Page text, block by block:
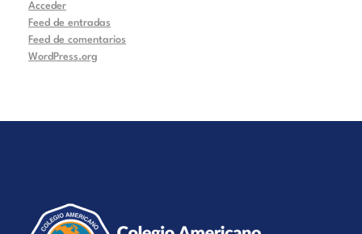
Acceder
Feed de entradas
Feed de comentarios
WordPress.org